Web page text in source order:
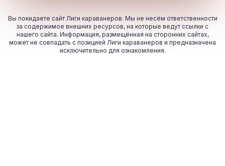
Вы покидаете сайт Лиги караванеров. Мы не несём ответственности
за содержимое внешних ресурсов, на которые ведут ссылки с
нашего сайта. Информация, размещённая на сторонних сайтах,
может не совпадать с позицией Лиги караванеров и предназначена
исключительно для ознакомления.